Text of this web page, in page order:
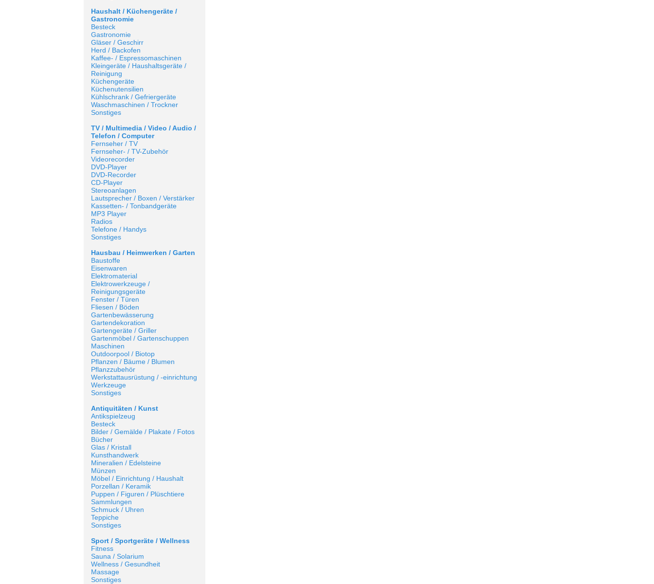
Haushalt / Küchengeräte /
Gastronomie
Besteck
Gastronomie
Gläser / Geschirr
Herd / Backofen
Kaffee- / Espressomaschinen
Kleingeräte / Haushaltsgeräte /
Reinigung
Küchengeräte
Küchenutensilien
Kühlschrank / Gefriergeräte
Waschmaschinen / Trockner
Sonstiges
TV / Multimedia / Video / Audio /
Telefon / Computer
Fernseher / TV
Fernseher- / TV-Zubehör
Videorecorder
DVD-Player
DVD-Recorder
CD-Player
Stereoanlagen
Lautsprecher / Boxen / Verstärker
Kassetten- / Tonbandgeräte
MP3 Player
Radios
Telefone / Handys
Sonstiges
Hausbau / Heimwerken / Garten
Baustoffe
Eisenwaren
Elektromaterial
Elektrowerkzeuge /
Reinigungsgeräte
Fenster / Türen
Fliesen / Böden
Gartenbewässerung
Gartendekoration
Gartengeräte / Griller
Gartenmöbel / Gartenschuppen
Maschinen
Outdoorpool / Biotop
Pflanzen / Bäume / Blumen
Pflanzzubehör
Werkstattausrüstung / -einrichtung
Werkzeuge
Sonstiges
Antiquitäten / Kunst
Antikspielzeug
Besteck
Bilder / Gemälde / Plakate / Fotos
Bücher
Glas / Kristall
Kunsthandwerk
Mineralien / Edelsteine
Münzen
Möbel / Einrichtung / Haushalt
Porzellan / Keramik
Puppen / Figuren / Plüschtiere
Sammlungen
Schmuck / Uhren
Teppiche
Sonstiges
Sport / Sportgeräte / Wellness
Fitness
Sauna / Solarium
Wellness / Gesundheit
Massage
Sonstiges